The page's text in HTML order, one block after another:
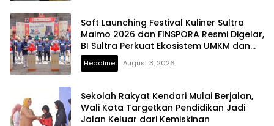
Soft Launching Festival Kuliner Sultra
Maimo 2026 dan FINSPORA Resmi Digelar,
BI Sultra Perkuat Ekosistem UMKM dan
Digitalisasi Ekonomi
Headline August 3, 2026
Sekolah Rakyat Kendari Mulai Berjalan,
Wali Kota Targetkan Pendidikan Jadi
Jalan Keluar dari Kemiskinan